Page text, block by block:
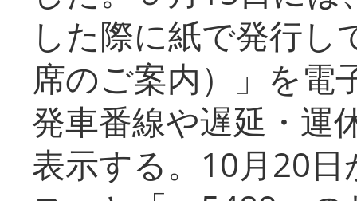
した際に紙で発行し
席のご案内）」を電
発車番線や遅延・運
表示する。10月20